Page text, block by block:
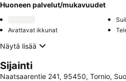
Huoneen palvelut/mukavuudet
Avattavat ikkunat
Näytä lisää
Sijainti
Naatsaarentie 241, 95450, Tornio,